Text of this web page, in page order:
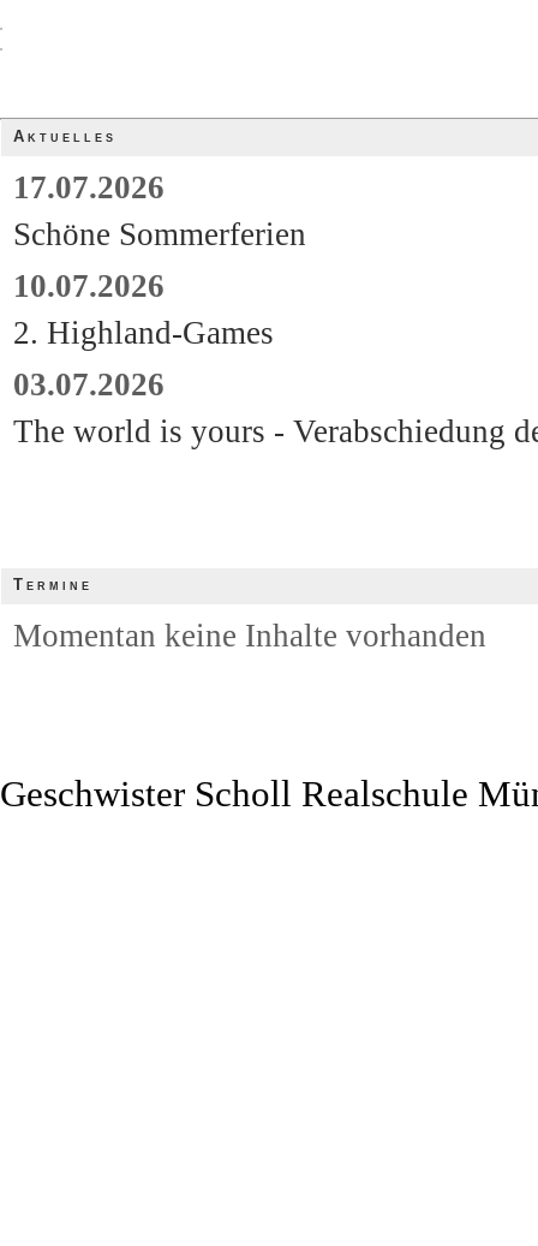
Aktuelles
17.07.2026
Schöne Sommerferien
10.07.2026
2. Highland-Games
03.07.2026
The world is yours - Verabschiedung
Termine
Momentan keine Inhalte vorhanden
Geschwister Scholl Realschule